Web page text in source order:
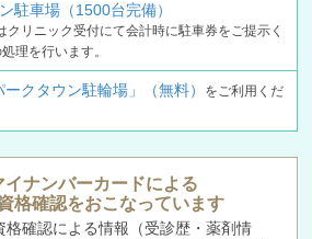
駐車場（1500台完備）
クリニック受付にて会計時に駐車券をご提示く
理を行います。
ークタウン駐輪場」（無料）
をご利用くだ
イナンバーカードによる
格確認をおこなっています
格確認による情報（受診歴・薬剤情